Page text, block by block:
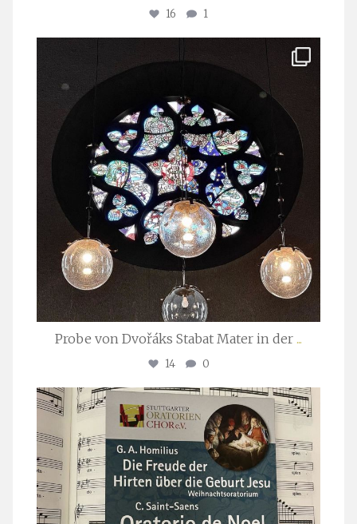
16 1
Apr. 1
Probe von Dvořáks Stabat Mater in der ...
14 0
stuttgarter_oratorienchor
Nov. 29